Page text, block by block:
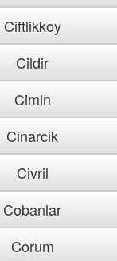
Ciftlikkoy
Cildir
Cimin
Cinarcik
Civril
Cobanlar
Corum